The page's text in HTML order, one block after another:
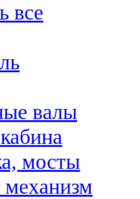
все
валы
мосты
механизм